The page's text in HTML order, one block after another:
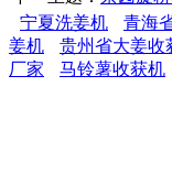
宁夏洗姜机
青海
姜机
贵州省大姜收
厂家
马铃薯收获机